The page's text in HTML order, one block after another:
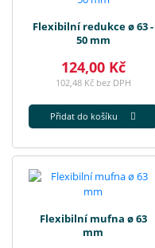
Flexibilní redukce ø 63 -
50 mm
124,00 Kč
102,48 Kč bez DPH
Přidat do košíku
Flexibilní mufna ø 63
mm